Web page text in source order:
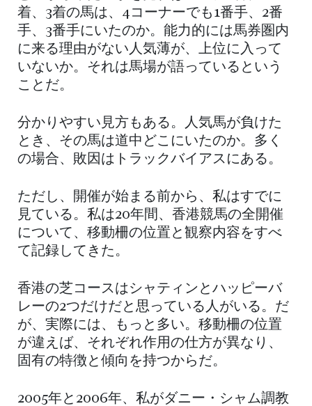
着、3着の馬は、4コーナーでも1番手、2番
手、3番手にいたのか。能力的には馬券圏内
に来る理由がない人気薄が、上位に入って
いないか。それは馬場が語っているという
ことだ。
分かりやすい見方もある。人気馬が負けた
とき、その馬は道中どこにいたのか。多く
の場合、敗因はトラックバイアスにある。
ただし、開催が始まる前から、私はすでに
見ている。私は20年間、香港競馬の全開催
について、移動柵の位置と観察内容をすべ
て記録してきた。
香港の芝コースはシャティンとハッピーバ
レーの2つだけだと思っている人がいる。だ
が、実際には、もっと多い。移動柵の位置
が違えば、それぞれ作用の仕方が異なり、
固有の特徴と傾向を持つからだ。
2005年と2006年、私がダニー・シャム調教